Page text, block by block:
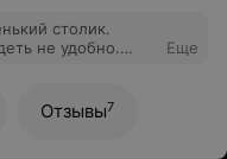
столик.
не удобно.
будет ли
приезжайте.
номерков,
Еще
Отзывы7